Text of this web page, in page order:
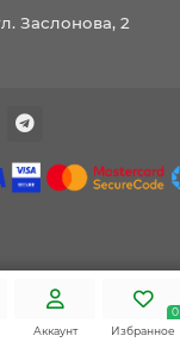
Заслонова, 2
Аккаунт
0
Избранное